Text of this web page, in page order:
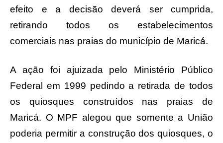
efeito e a decisão deverá ser cumprida,
retirando todos os estabelecimentos
comerciais nas praias do município de Maricá.
A ação foi ajuizada pelo Ministério Público
Federal em 1999 pedindo a retirada de todos
os quiosques construídos nas praias de
Maricá. O MPF alegou que somente a União
poderia permitir a construção dos quiosques, o